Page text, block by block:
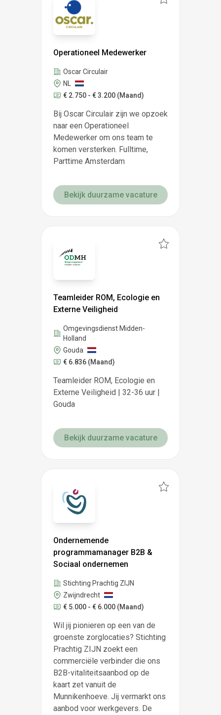
Operationeel Medewerker
Oscar Circulair
NL
€ 2.750 - € 3.200 (Maand)
Bij Oscar Circulair zijn we opzoek
naar een Operationeel
Medewerker om ons team te
komen versterken. Fulltime,
Parttime Amsterdam
Bekijk duurzame vacature
Teamleider ROM, Ecologie en
Externe Veiligheid
Omgevingsdienst Midden-
Holland
Gouda
€ 6.836 (Maand)
Teamleider ROM, Ecologie en
Externe Veiligheid | 32-36 uur |
Gouda
Bekijk duurzame vacature
Ondernemende
programmamanager B2B &
Sociaal ondernemen
Stichting Prachtig ZIJN
Zwijndrecht
€ 5.000 - € 6.000 (Maand)
Wil jij pionieren op een van de
groenste zorglocaties? Stichting
Prachtig ZIJN zoekt een
commerciële verbinder die ons
B2B-vitaliteitsaanbod op de
kaart zet vanuit de
Munnikenhoeve. Jij vermarkt ons
aanbod voor werkgevers. De